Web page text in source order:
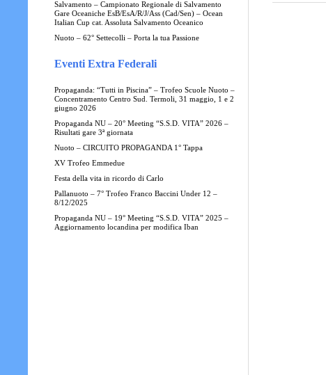
Salvamento – Campionato Regionale di Salvamento
Gare Oceaniche EsB/EsA/R/J/Ass (Cad/Sen) – Ocean
Italian Cup cat. Assoluta Salvamento Oceanico
Nuoto – 62° Settecolli – Porta la tua Passione
Eventi Extra Federali
Propaganda: “Tutti in Piscina” – Trofeo Scuole Nuoto –
Concentramento Centro Sud. Termoli, 31 maggio, 1 e 2
giugno 2026
Propaganda NU – 20° Meeting “S.S.D. VITA” 2026 –
Risultati gare 3ª giornata
Nuoto – CIRCUITO PROPAGANDA 1° Tappa
XV Trofeo Emmedue
Festa della vita in ricordo di Carlo
Pallanuoto – 7° Trofeo Franco Baccini Under 12 –
8/12/2025
Propaganda NU – 19° Meeting “S.S.D. VITA” 2025 –
Aggiornamento locandina per modifica Iban